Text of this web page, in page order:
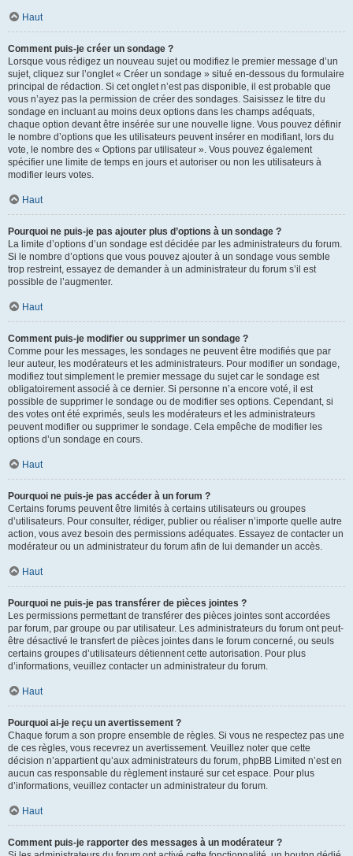
Haut
Comment puis-je créer un sondage ?
Lorsque vous rédigez un nouveau sujet ou modifiez le premier message d’un
sujet, cliquez sur l’onglet « Créer un sondage » situé en-dessous du formulaire
principal de rédaction. Si cet onglet n’est pas disponible, il est probable que
vous n’ayez pas la permission de créer des sondages. Saisissez le titre du
sondage en incluant au moins deux options dans les champs adéquats,
chaque option devant être insérée sur une nouvelle ligne. Vous pouvez définir
le nombre d’options que les utilisateurs peuvent insérer en modifiant, lors du
vote, le nombre des « Options par utilisateur ». Vous pouvez également
spécifier une limite de temps en jours et autoriser ou non les utilisateurs à
modifier leurs votes.
Haut
Pourquoi ne puis-je pas ajouter plus d’options à un sondage ?
La limite d’options d’un sondage est décidée par les administrateurs du forum.
Si le nombre d’options que vous pouvez ajouter à un sondage vous semble
trop restreint, essayez de demander à un administrateur du forum s’il est
possible de l’augmenter.
Haut
Comment puis-je modifier ou supprimer un sondage ?
Comme pour les messages, les sondages ne peuvent être modifiés que par
leur auteur, les modérateurs et les administrateurs. Pour modifier un sondage,
modifiez tout simplement le premier message du sujet car le sondage est
obligatoirement associé à ce dernier. Si personne n’a encore voté, il est
possible de supprimer le sondage ou de modifier ses options. Cependant, si
des votes ont été exprimés, seuls les modérateurs et les administrateurs
peuvent modifier ou supprimer le sondage. Cela empêche de modifier les
options d’un sondage en cours.
Haut
Pourquoi ne puis-je pas accéder à un forum ?
Certains forums peuvent être limités à certains utilisateurs ou groupes
d’utilisateurs. Pour consulter, rédiger, publier ou réaliser n’importe quelle autre
action, vous avez besoin des permissions adéquates. Essayez de contacter un
modérateur ou un administrateur du forum afin de lui demander un accès.
Haut
Pourquoi ne puis-je pas transférer de pièces jointes ?
Les permissions permettant de transférer des pièces jointes sont accordées
par forum, par groupe ou par utilisateur. Les administrateurs du forum ont peut-
être désactivé le transfert de pièces jointes dans le forum concerné, ou seuls
certains groupes d’utilisateurs détiennent cette autorisation. Pour plus
d’informations, veuillez contacter un administrateur du forum.
Haut
Pourquoi ai-je reçu un avertissement ?
Chaque forum a son propre ensemble de règles. Si vous ne respectez pas une
de ces règles, vous recevrez un avertissement. Veuillez noter que cette
décision n’appartient qu’aux administrateurs du forum, phpBB Limited n’est en
aucun cas responsable du règlement instauré sur cet espace. Pour plus
d’informations, veuillez contacter un administrateur du forum.
Haut
Comment puis-je rapporter des messages à un modérateur ?